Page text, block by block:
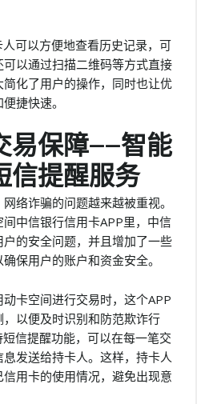
可以方便地查看历史记录，可
以通过扫描二维码等方式直接
化了用户的操作，同时也让优
捷快速。
易保障——智能
信提醒服务
络诈骗的问题越来越被重视。
中信银行信用卡APP里，中信
的安全问题，并且增加了一些
保用户的账户和资金安全。
卡空间进行交易时，这个APP
以便及时识别和防范欺诈行
信提醒功能，可以在每一笔交
发送给持卡人。这样，持卡人
用卡的使用情况，避免出现意